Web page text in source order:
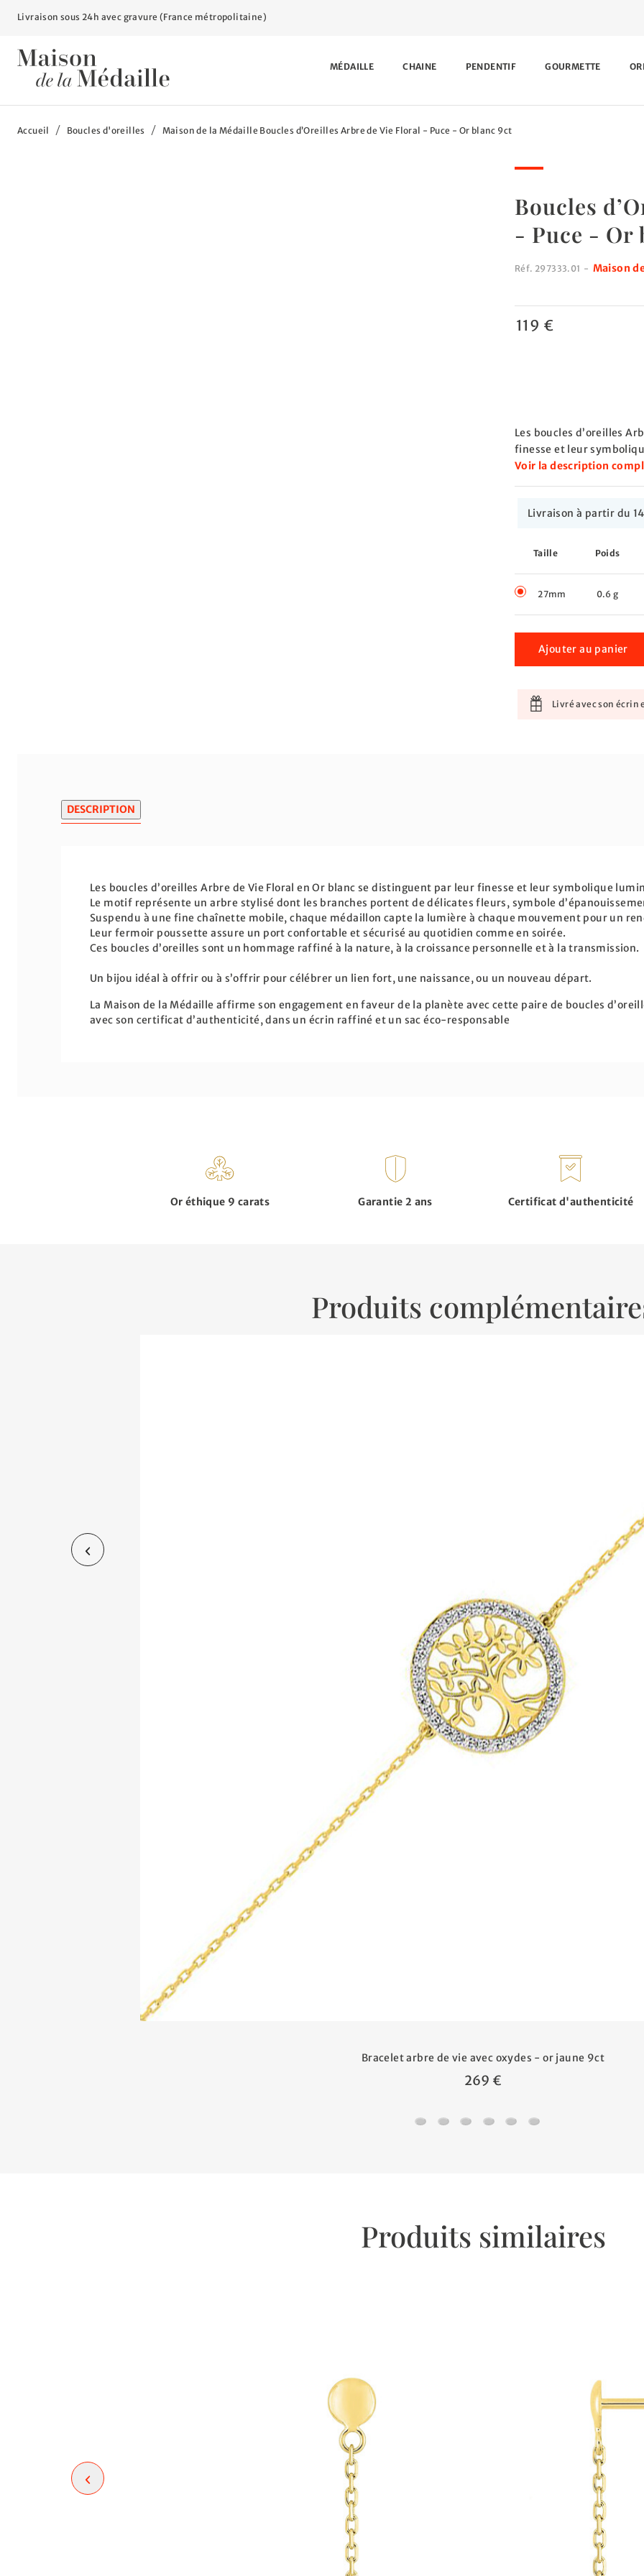
Livraison sous 24h avec gravure (France métropolitaine)
MÉDAILLE CHAINE PENDENTIF GOURMETTE
Vous êtes ici :
Accueil Boucles d'oreilles Maison de la Médaille Boucles d’Oreilles Arbre de Vie Floral - Puce - Or blanc 9ct
Boucles
- Puce - Or
Réf. 297333.01 - Maison
119 €
Les boucles d’oreilles
finesse et leur
Voir la description
Livraison à partir du
Taille Poids
27mm 0.6 g
Ajouter au panier
Livré avec son écrin
DESCRIPTION
Les boucles d’oreilles Arbre de Vie Floral en Or blanc se distinguent par leur finesse et leur symbolique
Le motif représente un arbre stylisé dont les branches portent de délicates fleurs, symbole
Suspendu à une fine chaînette mobile, chaque médaillon capte la lumière à chaque mouvement pour un
Leur fermoir poussette assure un port confortable et sécurisé au quotidien comme en soirée.
Ces boucles d’oreilles sont un hommage raffiné à la nature, à la croissance personnelle et à la transmission.
Un bijou idéal à offrir ou à s’offrir pour célébrer un lien fort, une naissance, ou un nouveau départ.
La Maison de la Médaille affirme son engagement en faveur de la planète avec cette paire de boucles
avec son certificat d’authenticité, dans un écrin raffiné et un sac éco-responsable
Or éthique 9 carats Garantie 2 ans Certificat d'authenticité
Produits
Bracelet arbre de vie avec oxydes - or jaune 9ct
269 €
Bracelet arbre de vie avec oxydes - or jaune
Bracelet arbre de vie avec oxydes - or
Bracelet femme oxydes ovale - Or
Bracelet oxyde cercle - Or
Bracelet oxyde cercle - Or
Bracelet Médaillons
Produits similaires